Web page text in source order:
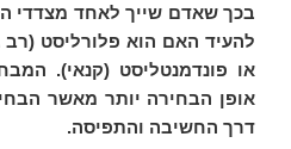
בכך שאדם שייך לאחד מצדדי
להעיד האם הוא פלורליסט (רב
או פונדמנטליסט (קנאי).
אופן הבחירה יותר מאשר
דרך החשיבה והתפיסה.